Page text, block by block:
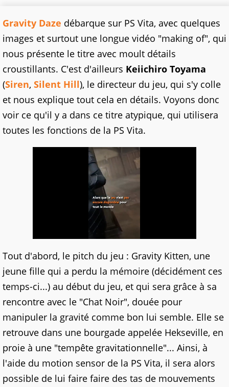
Gravity Daze débarque sur PS Vita, avec quelques
images et surtout une longue vidéo "making of", qui
nous présente le titre avec moult détails
croustillants. C'est d'ailleurs Keiichiro Toyama
(Siren, Silent Hill), le directeur du jeu, qui s'y colle
et nous explique tout cela en détails. Voyons donc
voir ce qu'il y a dans ce titre atypique, qui utilisera
toutes les fonctions de la PS Vita.
Tout d'abord, le pitch du jeu : Gravity Kitten, une
jeune fille qui a perdu la mémoire (décidément ces
temps-ci...) au début du jeu, et qui sera grâce à sa
rencontre avec le "Chat Noir", douée pour
manipuler la gravité comme bon lui semble. Elle se
retrouve dans une bourgade appelée Hekseville, en
proie à une "tempête gravitationnelle"... Ainsi, à
l'aide du motion sensor de la PS Vita, il sera alors
possible de lui faire faire des tas de mouvements